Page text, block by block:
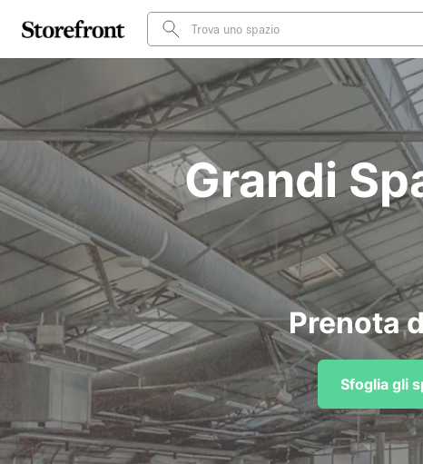
Grandi
Prenota
Sfoglia gli